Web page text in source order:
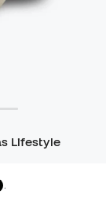
Lifestyle